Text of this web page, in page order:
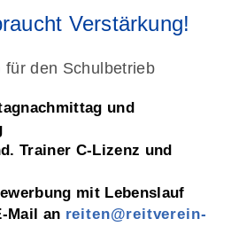
Verstärkung!
für den Schulbetrieb
und
Trainer C-Lizenz und
mit Lebenslauf
Mail an reiten@reitverein-